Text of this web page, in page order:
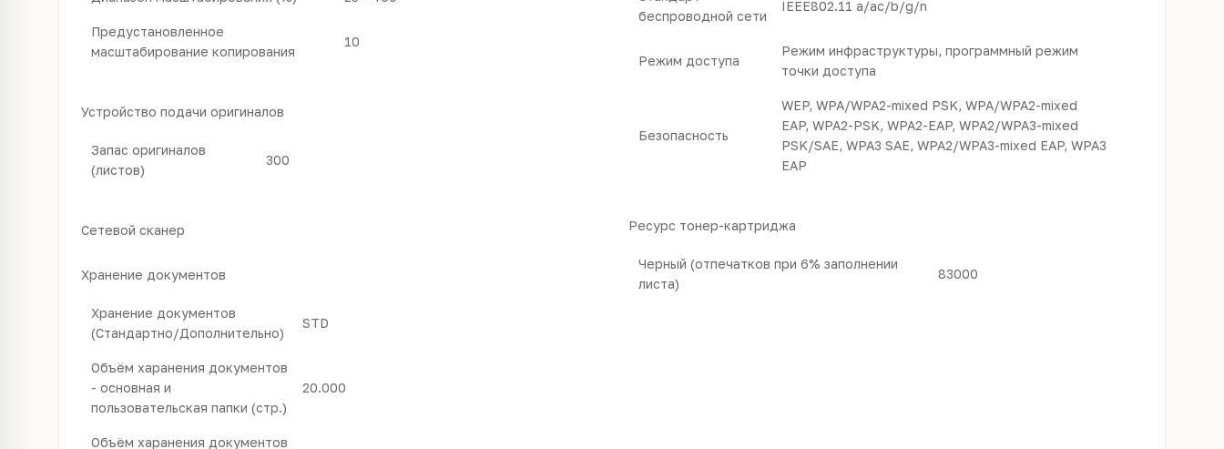
Предустановленное
масштабирование копирования
10
Устройство подачи оригиналов
Запас оригиналов
(листов)
300
Сетевой сканер
Хранение документов
Хранение документов
(Стандартно/Дополнительно)
STD
Объём харанения документов
- основная и
пользовательская папки (стр.)
20.000
Объём харанения документов
беспроводной сети
IEEE802.11 a/ac/b/g/n
Режим доступа
Режим инфраструктуры, программный режим
точки доступа
Безопасность
WEP, WPA/WPA2-mixed PSK, WPA/WPA2-mixed
EAP, WPA2-PSK, WPA2-EAP, WPA2/WPA3-mixed
PSK/SAE, WPA3 SAE, WPA2/WPA3-mixed EAP, WPA3
EAP
Ресурс тонер-картриджа
Черный (отпечатков при 6% заполнении
листа)
83000